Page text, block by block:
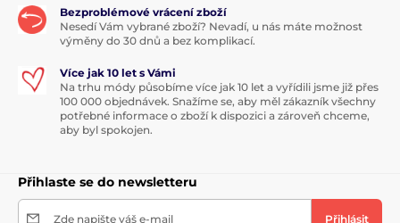
Bezproblémové vrácení zboží
Nesedí Vám vybrané zboží? Nevadí, u nás máte možnost
výměny do 30 dnů a bez komplikací.
Více jak 10 let s Vámi
Na trhu módy působíme více jak 10 let a vyřídili jsme již přes
100 000 objednávek. Snažíme se, aby měl zákazník všechny
potřebné informace o zboží k dispozici a zároveň chceme,
aby byl spokojen.
Přihlaste se do newsletteru
Zde napište váš e-mail Přihlásit